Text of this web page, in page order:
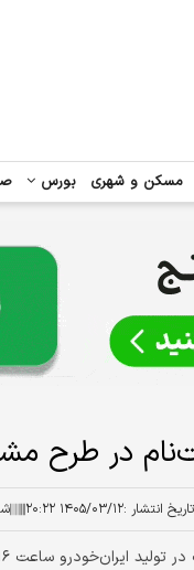
مسکن و شهری بورس
در طرح
تاریخ انتشار :۱۴۰۵/۰۳/۱۲ ۲۰:۲۲
ساعت ۱۶ پنجشنبه به پایان می‌رسد.